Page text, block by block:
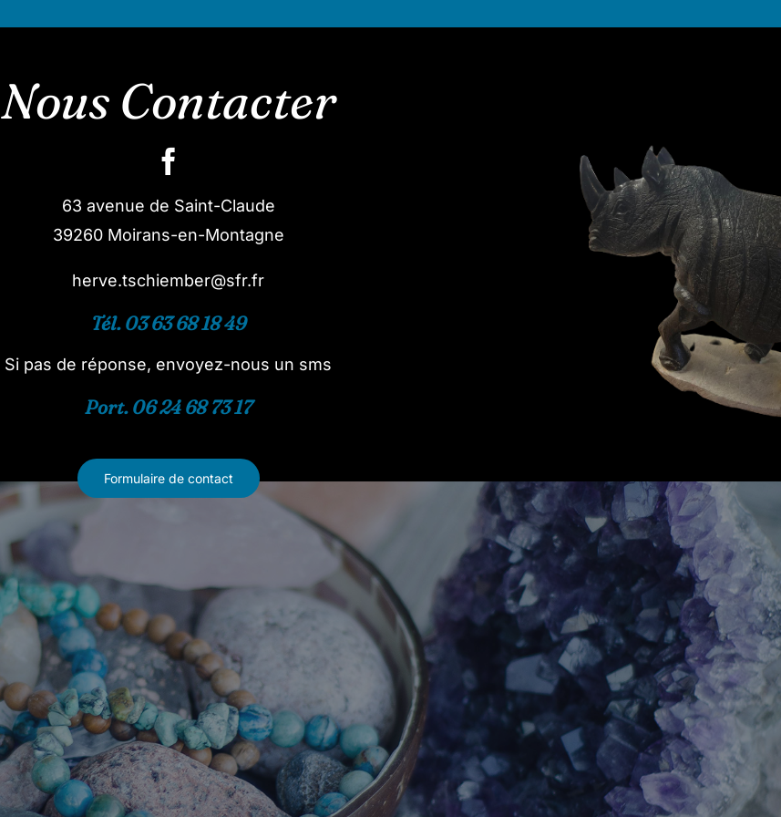
Nous Contacter
63 avenue de Saint-Claude
39260 Moirans-en-Montagne
herve.tschiember@sfr.fr
Tél. 03 63 68 18 49
Si pas de réponse, envoyez-nous un sms
Port. 06 24 68 73 17
Formulaire de contact